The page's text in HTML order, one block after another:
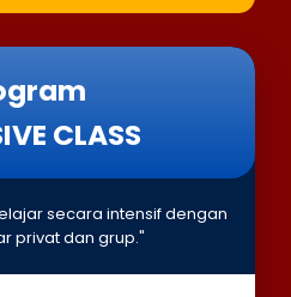
CLASS
secara intensif dengan
privat dan grup."